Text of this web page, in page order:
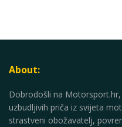
About:
Dobrodošli na
uzbudljivih priča iz svijeta
strastveni obožavatelj,